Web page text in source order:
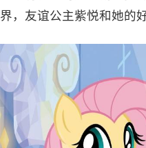
界，友谊公主紫悦和她的